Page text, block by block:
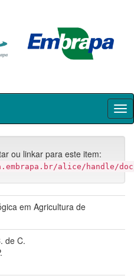
ou linkar para este item:
alice/handle/
em Agricultura de
de C.